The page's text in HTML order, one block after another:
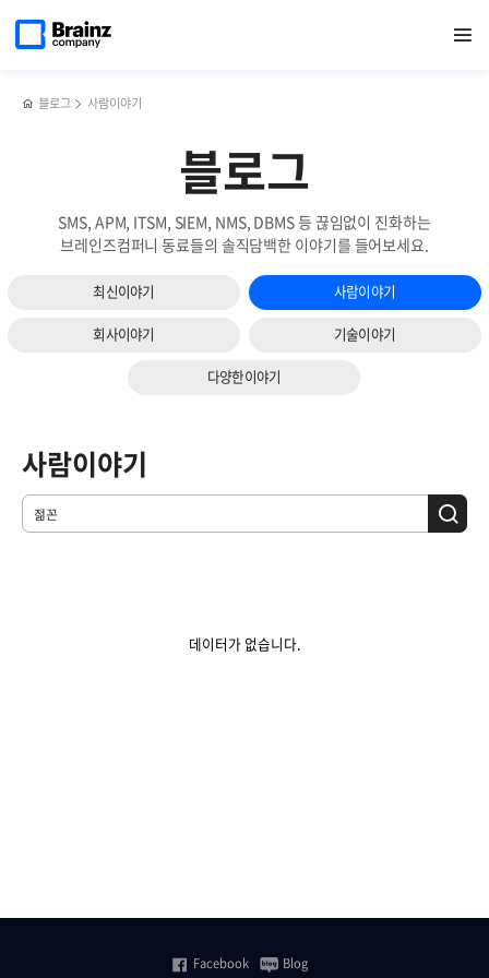
열기
페이지로
블로그 사람이야기
블로그
SMS, APM, ITSM, SIEM, NMS, DBMS 등 끊임없이 진화하는
브레인즈컴퍼니 동료들의 솔직담백한 이야기를 들어보세요.
최신이야기 사람이야기
회사이야기 기술이야기
다양한이야기
사람이야기
데이터가 없습니다.
Facebook Blog